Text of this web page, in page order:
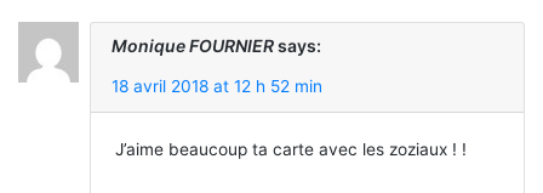
Monique FOURNIERsays:
18 avril 2018 at 12 h 52 min
J’aime beaucoup ta carte avec les zoziaux ! !